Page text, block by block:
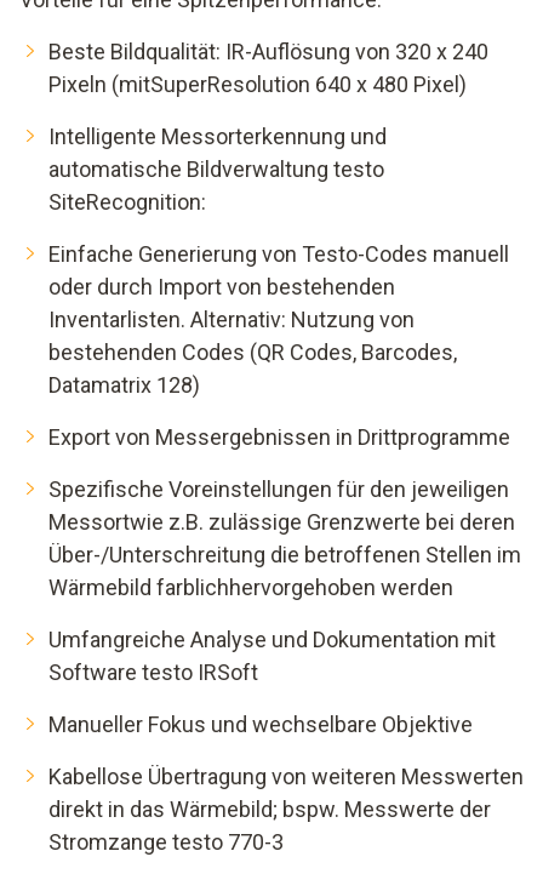
Beste Bildqualität: IR-Auflösung von 320 x 240
Pixeln (mitSuperResolution 640 x 480 Pixel)
Intelligente Messorterkennung und
automatische Bildverwaltung testo
SiteRecognition:
Einfache Generierung von Testo-Codes manuell
oder durch Import von bestehenden
Inventarlisten. Alternativ: Nutzung von
bestehenden Codes (QR Codes, Barcodes,
Datamatrix 128)
Export von Messergebnissen in Drittprogramme
Spezifische Voreinstellungen für den jeweiligen
Messortwie z.B. zulässige Grenzwerte bei deren
Über-/Unterschreitung die betroffenen Stellen im
Wärmebild farblichhervorgehoben werden
Umfangreiche Analyse und Dokumentation mit
Software testo IRSoft
Manueller Fokus und wechselbare Objektive
Kabellose Übertragung von weiteren Messwerten
direkt in das Wärmebild; bspw. Messwerte der
Stromzange testo 770-3